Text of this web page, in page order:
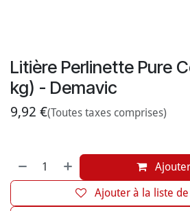
Litière Perlinette Pure
kg) - Demavic
9,92 €(Toutes taxes comprises)
Ajouter à la liste